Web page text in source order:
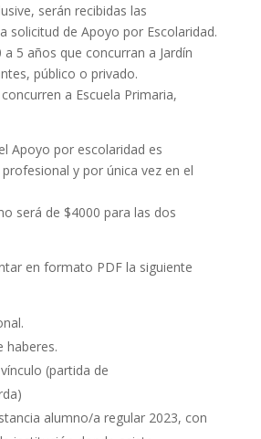
serán recibidas las
solicitud de Apoyo por Escolaridad.
a 5 años que concurran a Jardín
público o privado.
a Escuela Primaria,
Apoyo por escolaridad es
y por única vez en el
será de $4000 para las dos
en formato PDF la siguiente
haberes.
(partida de
alumno/a regular 2023, con